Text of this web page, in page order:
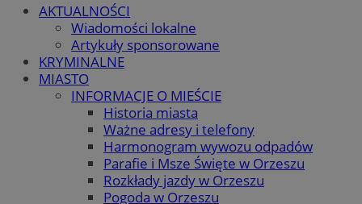
AKTUALNOŚCI
Wiadomości lokalne
Artykuły sponsorowane
KRYMINALNE
MIASTO
INFORMACJE O MIEŚCIE
Historia miasta
Ważne adresy i telefony
Harmonogram wywozu odpadów
Parafie i Msze Święte w Orzeszu
Rozkłady jazdy w Orzeszu
Pogoda w Orzeszu